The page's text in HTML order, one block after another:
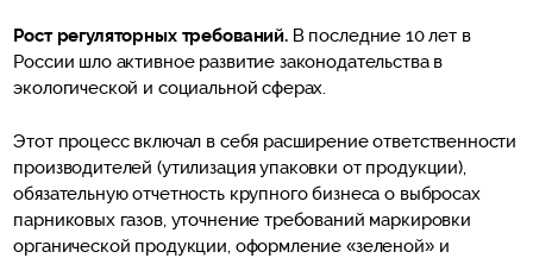
Рост регуляторных требований. В последние 10 лет в
России шло активное развитие законодательства в
экологической и социальной сферах.
Этот процесс включал в себя расширение ответственности
производителей (утилизация упаковки от продукции),
обязательную отчетность крупного бизнеса о выбросах
парниковых газов, уточнение требований маркировки
органической продукции, оформление «зеленой» и